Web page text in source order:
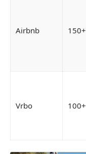
Airbnb 150+
Vrbo 100+